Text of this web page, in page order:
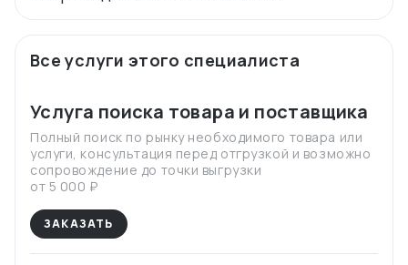
Все услуги этого специалиста
Услуга поиска товара и поставщика
Полный поиск по рынку необходимого товара или
услуги, консультация перед отгрузкой и возможно
сопровождение до точки выгрузки
от 5 000 ₽
ЗАКАЗАТЬ